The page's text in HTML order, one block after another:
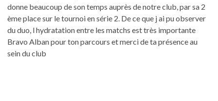
donne beaucoup de son temps auprès de notre club, par sa 2
ème place sur le tournoi en série 2. De ce que j ai pu observer
du duo, l hydratation entre les matchs est très importante
Bravo Alban pour ton parcours et merci de ta présence au
sein du club